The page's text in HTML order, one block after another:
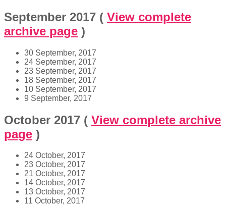
September 2017 ( View complete
archive page )
30 September, 2017
24 September, 2017
23 September, 2017
18 September, 2017
10 September, 2017
9 September, 2017
October 2017 ( View complete archive
page )
24 October, 2017
23 October, 2017
21 October, 2017
14 October, 2017
13 October, 2017
11 October, 2017